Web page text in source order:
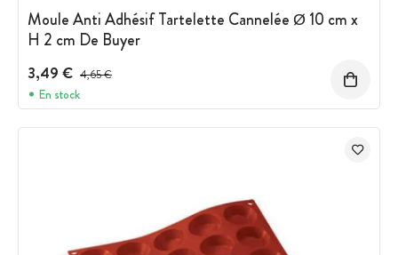
Moule Anti Adhésif Tartelette Cannelée Ø 10 cm x
H 2 cm De Buyer
3,49 € Prix avant réduction :
4,65 €
En stock